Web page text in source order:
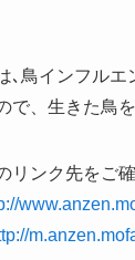
､鳥インフル
で、生きた鳥
リンク先をご確